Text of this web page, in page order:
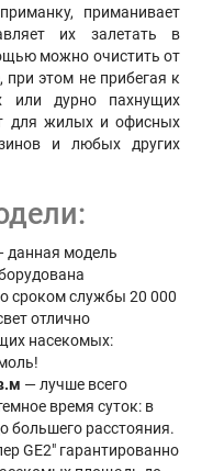
приманивает
их залетать в
можно очистить от
этом не прибегая к
или дурно пахнущих
для жилых и офисных
и любых других
данная модель
сроком службы 20 000
отлично
насекомых:
— лучше всего
время суток: в
большего расстояния.
GE2" гарантированно